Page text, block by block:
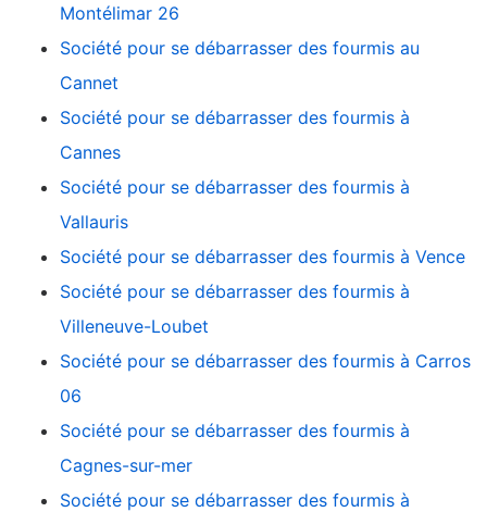
Montélimar 26
Société pour se débarrasser des fourmis au
Cannet
Société pour se débarrasser des fourmis à
Cannes
Société pour se débarrasser des fourmis à
Vallauris
Société pour se débarrasser des fourmis à Vence
Société pour se débarrasser des fourmis à
Villeneuve-Loubet
Société pour se débarrasser des fourmis à Carros
06
Société pour se débarrasser des fourmis à
Cagnes-sur-mer
Société pour se débarrasser des fourmis à